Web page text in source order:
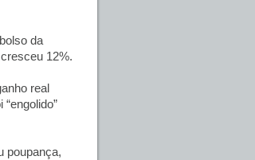
da
12%.
real
poupança,